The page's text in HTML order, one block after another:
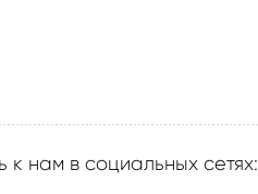
к нам в социальных сетях: